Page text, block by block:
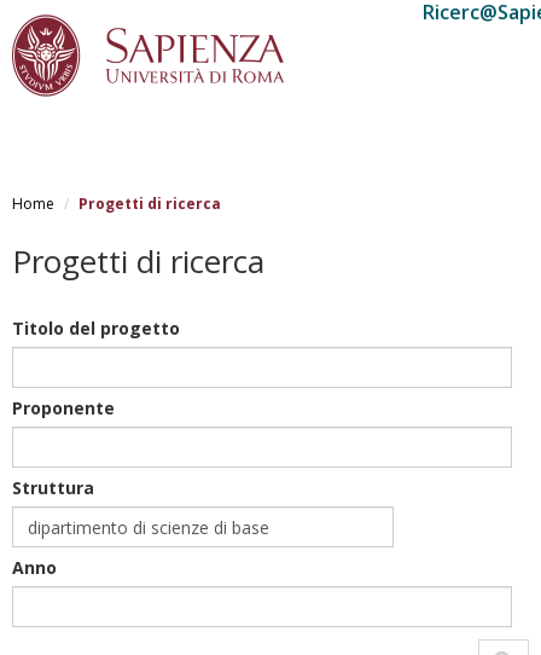
al
principale
Home Progetti di ricerca
Progetti di ricerca
Titolo del progetto
Proponente
Struttura
Anno